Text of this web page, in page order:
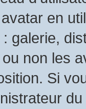
en
galerie,
non les
Si